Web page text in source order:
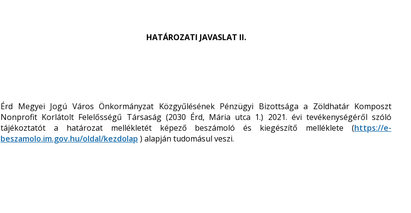
HATÁROZATI JAVASLAT II.
Érd Megyei Jogú Város Önkormányzat Közgyűlésének Pénzügyi Bizottsága a Zöldhatár Komposzt
Nonprofit Korlátolt Felelősségű Társaság (2030 Érd, Mária utca 1.) 2021. évi tevékenységéről szóló
tájékoztatót a határozat mellékletét képező beszámoló és kiegészítő melléklete (https://e-
beszamolo.im.gov.hu/oldal/kezdolap ) alapján tudomásul veszi.